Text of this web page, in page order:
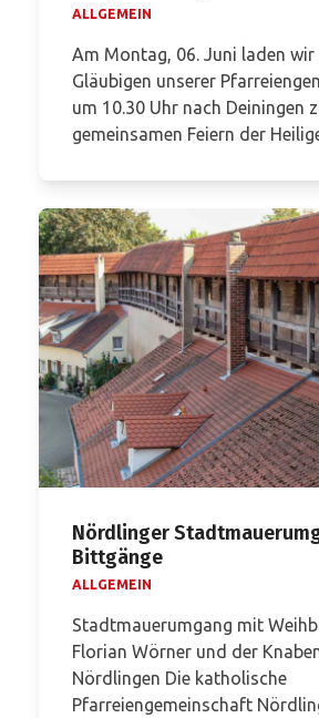
ALLGEMEIN
Am Montag, 06. Juni laden wir
Gläubigen unserer
um 10.30 Uhr nach Deiningen
gemeinsamen Feiern der
Nördlinger
Bittgänge
ALLGEMEIN
Stadtmauerumgang mit
Florian Wörner und der
Nördlingen Die katholische
Pfarreiengemeinschaft